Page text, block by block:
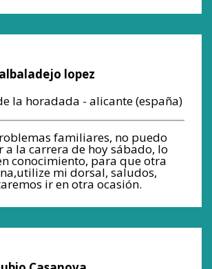
lopez
la horadada - alicante (españa)
familiares, no puedo
a la carrera de hoy sábado, lo
conocimiento, para que otra
mi dorsal, saludos,
ir en otra ocasión.